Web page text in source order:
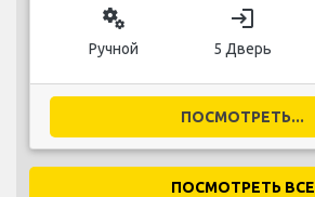
miscellaneous_services
Ручной
login
5 Дверь
ПОСМОТРЕТЬ...
ПОСМОТРЕТЬ ВСЕ